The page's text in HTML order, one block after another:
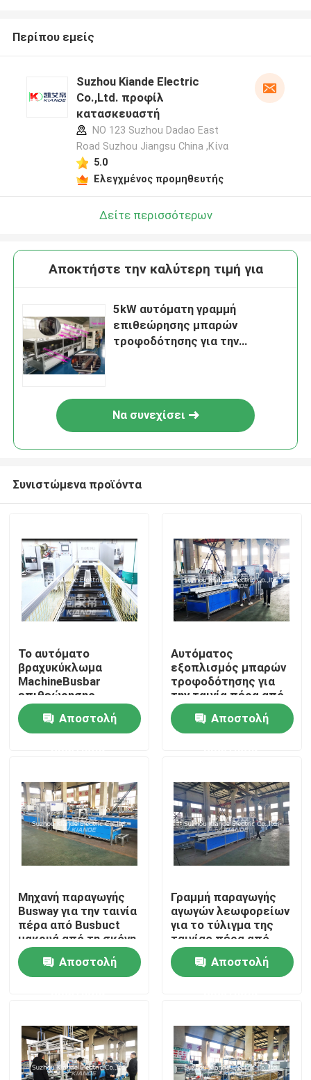
Σπίτι
Προϊόντα
Γύρος εργοστασίων
Ποιοτικός έλεγχος
Μας ελάτε σε επαφή με
Ειδήσεις
Μηχανή μπαρών τροφοδότησης
Μηχανή επεξεργασίας μπαρών τροφοδότησης
Περίπου εμείς
Suzhou Kiande Electric
Co.,Ltd. προφίλ
κατασκευαστή
NO 123 Suzhou Dadao East
Road Suzhou Jiangsu China ,Κίνα
5.0
Ελεγχμένος προμηθευτής
Δείτε περισσότερων
Αποκτήστε την καλύτερη τιμή για
5kW αυτόματη γραμμή
επιθεώρησης μπαρών
τροφοδότησης για την
Να συνεχίσει
Συνιστώμενα προϊόντα
Το αυτόματο
βραχυκύκλωμα
MachineBusbar
επιθεώρησης
αντιστέκεται τη
μονωμένη μηχανή
επιθεώρησης για
Αποστολή
Αυτόματος
εξοπλισμός μπαρών
τροφοδότησης για
την ταινία πέρα από
Busbuct μακρυά από
τη σκόνηΑποστολή
Μηχανή παραγωγής
Busway για την ταινία
πέρα από Busbuct
μακρυά από τη σκόνη
Αποστολή
Γραμμή παραγωγής
αγωγών λεωφορείων
για το τύλιγμα της
ταινίας πέρα από
Busbuct μακρυά από
τη σκόνηΑποστολή